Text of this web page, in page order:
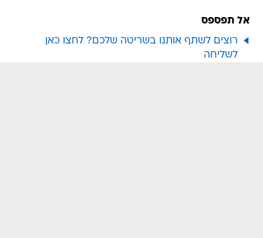
אל תפספס
רוצים לשתף אותנו בשריטה שלכם? לחצו כאן
לשליחה